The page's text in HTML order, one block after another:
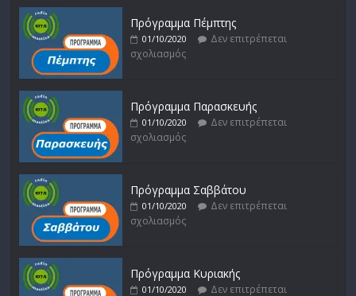
Πρόγραμμα Πέμπτης
01/10/2020
Δεν επιτρέπεται
σχολιασμός
Πρόγραμμα Παρασκευής
01/10/2020
Δεν επιτρέπεται
σχολιασμός
Πρόγραμμα Σαββάτου
01/10/2020
Δεν επιτρέπεται
σχολιασμός
Πρόγραμμα Κυριακής
01/10/2020
Δεν επιτρέπεται